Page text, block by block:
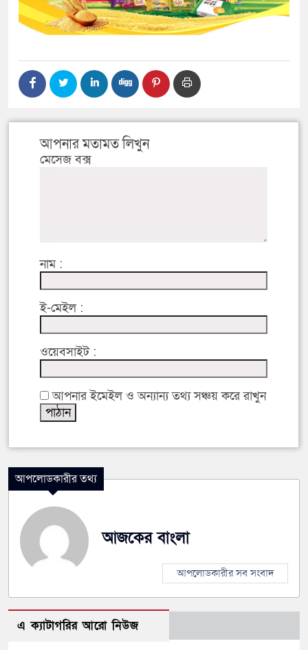
আপনার মতামত লিখুন
মেসেজ বক্স
নাম :
ই-মেইল :
ওয়েবসাইট :
আপনার ইমেইল ও অন্যান্য তথ্য সঞ্চয় করে রাখুন
আপলোডকারীর তথ্য
আজকের বাংলা
আপলোডকারীর সব সংবাদ
এ ক্যাটাগরির আরো নিউজ